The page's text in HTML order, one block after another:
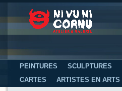
PEINTURES SCULPTURES
CARTES
ARTISTES EN ARTS